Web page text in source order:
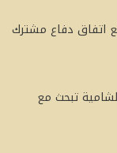
اتفاق دفاع مشترك
تبحث مع